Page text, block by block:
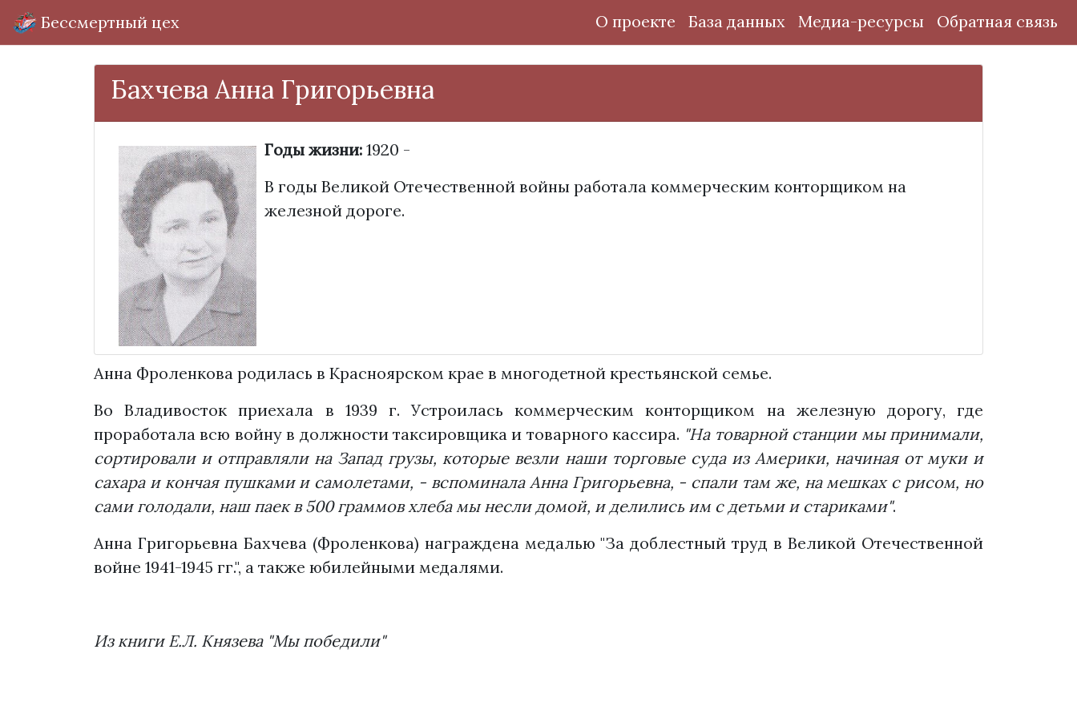
Бессмертный цех О проекте База данных Медиа-ресурсы Обратная связь
Бахчева Анна Григорьевна
Годы жизни:1920 -
В годы Великой Отечественной войны работала коммерческим конторщиком на
железной дороге.
Анна Фроленкова родилась в Красноярском крае в многодетной крестьянской семье.
Во Владивосток приехала в 1939 г. Устроилась коммерческим конторщиком на железную дорогу, где
проработала всю войну в должности таксировщика и товарного кассира. "На товарной станции мы принимали,
сортировали и отправляли на Запад грузы, которые везли наши торговые суда из Америки, начиная от муки и
сахара и кончая пушками и самолетами, - вспоминала Анна Григорьевна, - спали там же, на мешках с рисом, но
сами голодали, наш паек в 500 граммов хлеба мы несли домой, и делились им с детьми и стариками".
Анна Григорьевна Бахчева (Фроленкова) награждена медалью "За доблестный труд в Великой Отечественной
войне 1941-1945 гг.", а также юбилейными медалями.
Из книги Е.Л. Князева "Мы победили"